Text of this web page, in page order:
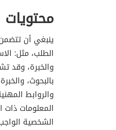
محتويات
ینبغي أن
الطلب، مثل:
والخبرة، وقد
بالبحوث،
والروابط
المعلومات ذات
الشخصية